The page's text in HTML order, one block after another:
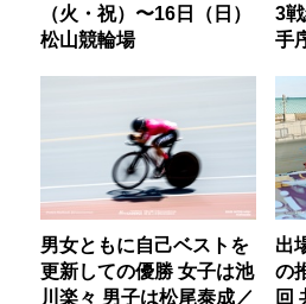
（火・祝）〜16日（日）
松山競輪場
3
手
男女ともに自己ベストを
更新しての優勝 女子は池
川楽々 男子は松尾泰成／
出
の
回